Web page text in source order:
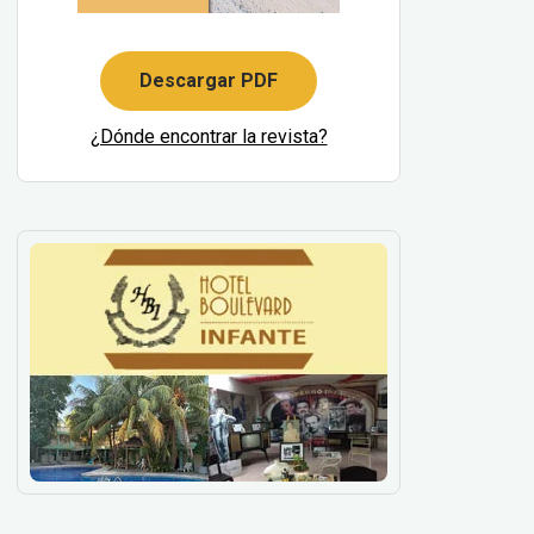
Descargar PDF
¿Dónde encontrar la revista?